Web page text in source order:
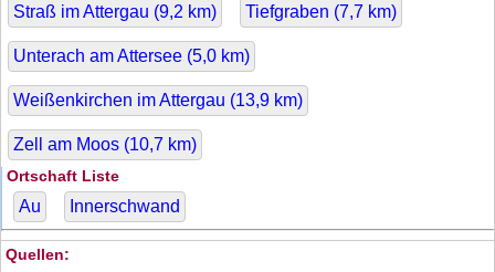
Straß im Attergau (9,2 km) Tiefgraben (7,7 km)
Unterach am Attersee (5,0 km)
Weißenkirchen im Attergau (13,9 km)
Zell am Moos (10,7 km)
Ortschaft Liste
Au Innerschwand
Quellen: